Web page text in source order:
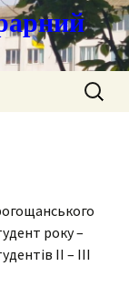
Пошук:
року –
ІІ – ІІІ